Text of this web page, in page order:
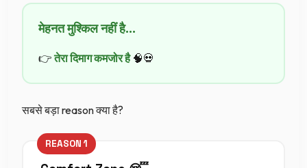
मेहनत मुश्किल नहीं है…
👉तेरा दिमाग कमजोर है🧠💀
सबसे बड़ा reason क्या है?